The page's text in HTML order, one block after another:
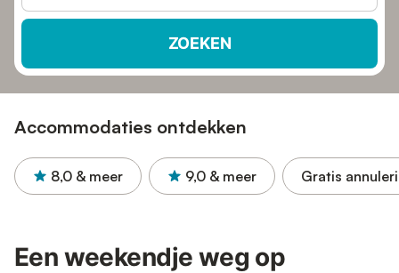
ZOEKEN
Accommodaties ontdekken
8,0 & meer 9,0 & meer Gratis
Een weekendje weg op